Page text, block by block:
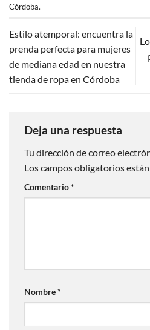
Córdoba.
Estilo atemporal: encuentra la
prenda perfecta para mujeres
de mediana edad en nuestra
tienda de ropa en Córdoba
Deja una respuesta
Tu dirección de correo
Los campos obligatorios
Comentario*
Nombre*